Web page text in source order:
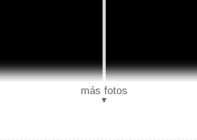
más fotos
▼